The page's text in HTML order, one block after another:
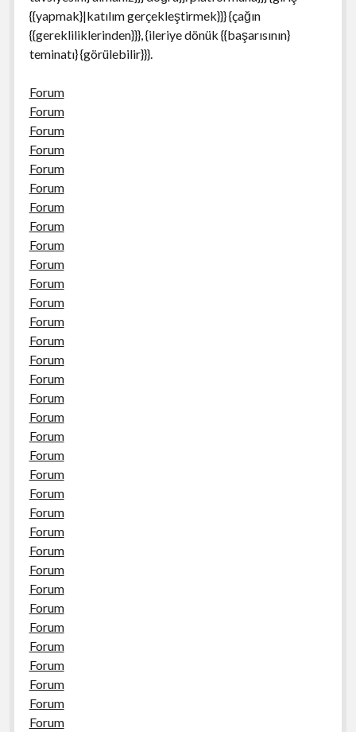
{{yapmak}|katılım gerçekleştirmek}}} {çağın
{{gerekliliklerinden}}}, {ileriye dönük {{başarısının}
teminatı} {görülebilir}}}.
Forum
Forum
Forum
Forum
Forum
Forum
Forum
Forum
Forum
Forum
Forum
Forum
Forum
Forum
Forum
Forum
Forum
Forum
Forum
Forum
Forum
Forum
Forum
Forum
Forum
Forum
Forum
Forum
Forum
Forum
Forum
Forum
Forum
Forum